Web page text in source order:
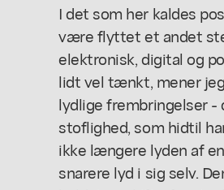
I det som her kaldes
være flyttet et andet
elektronisk, digital og
lidt vel tænkt, mener
lydlige frembringelser -
stoflighed, som hidtil
ikke længere lyden af
snarere lyd i sig selv.